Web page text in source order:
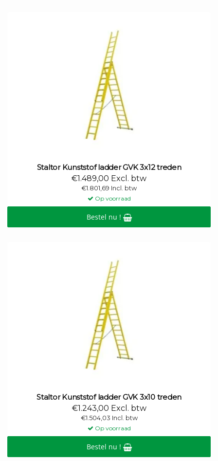
Staltor Kunststof ladder GVK 3x12 treden
€1.489,00 Excl. btw
€1.801,69 Incl. btw
Op voorraad
Bestel nu !
Staltor Kunststof ladder GVK 3x10 treden
€1.243,00 Excl. btw
€1.504,03 Incl. btw
Op voorraad
Bestel nu !